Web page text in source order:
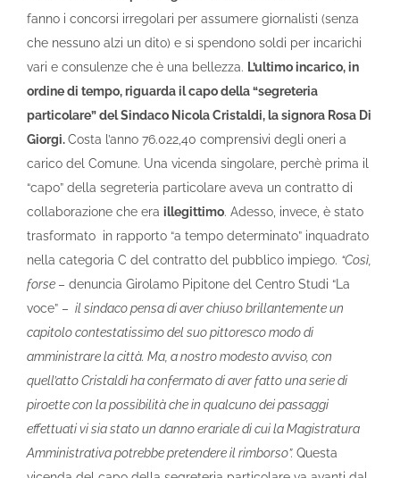
fanno i concorsi irregolari per assumere giornalisti (senza
che nessuno alzi un dito) e si spendono soldi per incarichi
vari e consulenze che è una bellezza. L’ultimo incarico, in
ordine di tempo, riguarda il capo della “segreteria
particolare” del Sindaco Nicola Cristaldi, la signora Rosa Di
Giorgi.Costa l’anno 76.022,40 comprensivi degli oneri a
carico del Comune. Una vicenda singolare, perchè prima il
“capo” della segreteria particolare aveva un contratto di
collaborazione che era illegittimo. Adesso, invece, è stato
trasformato in rapporto “a tempo determinato” inquadrato
nella categoria C del contratto del pubblico impiego. “Così,
forse – denuncia Girolamo Pipitone del Centro Studi “La
voce” – il sindaco pensa di aver chiuso brillantemente un
capitolo contestatissimo del suo pittoresco modo di
amministrare la città. Ma, a nostro modesto avviso, con
quell’atto Cristaldi ha confermato di aver fatto una serie di
piroette con la possibilità che in qualcuno dei passaggi
effettuati vi sia stato un danno erariale di cui la Magistratura
Amministrativa potrebbe pretendere il rimborso”. Questa